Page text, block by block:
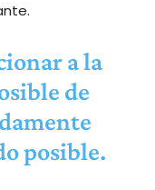
a la
de
posible.